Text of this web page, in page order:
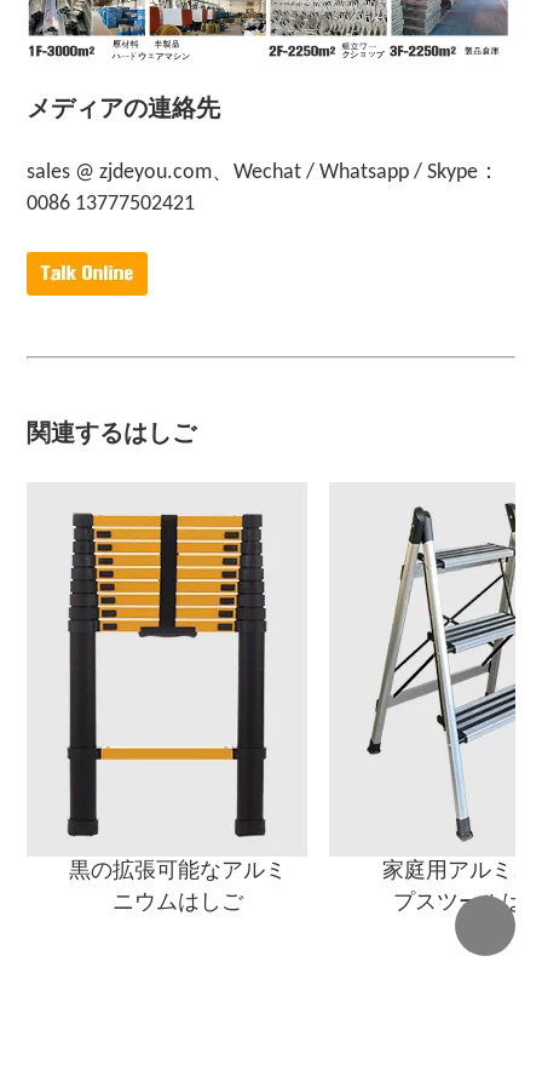
メディアの連絡先
sales @ zjdeyou.com、Wechat / Whatsapp / Skype：
0086 13777502421
関連するはしご
黒の拡張可能なアルミ
ニウムはしご
家庭用アルミス
プスツールは